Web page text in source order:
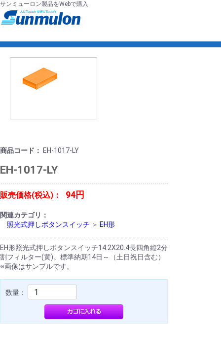
サンミューロン製品をWebで購入
商品コード： EH-1017-LY
EH-1017-LY
販売価格(税込)： 94円
関連カテゴリ：
照光式押しボタンスイッチ ＞ EH形
EH形照光式押しボタンスイッチ14.2X20.4長四角縦2分
割フィルター(黄)。標準納期14日～（土日祝日含む）
※画像はサンプルです。
数量：